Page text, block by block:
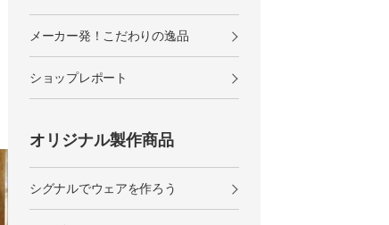
メーカー発！こだわりの逸品
ショップレポート
オリジナル製作商品
シグナルでウェアを作ろう